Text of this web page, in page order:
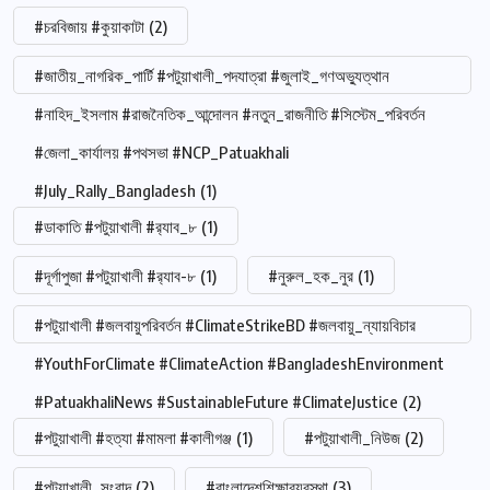
#চরবিজায় #কুয়াকাটা (2)
#জাতীয়_নাগরিক_পার্টি #পটুয়াখালী_পদযাত্রা #জুলাই_গণঅভ্যুত্থান
#নাহিদ_ইসলাম #রাজনৈতিক_আন্দোলন #নতুন_রাজনীতি #সিস্টেম_পরিবর্তন
#জেলা_কার্যালয় #পথসভা #NCP_Patuakhali
#July_Rally_Bangladesh (1)
#ডাকাতি #পটুয়াখালী #র‍্যাব_৮ (1)
#দূর্গাপুজা #পটুয়াখালী #র‍্যাব-৮ (1) #নুরুল_হক_নুর (1)
#পটুয়াখালী #জলবায়ুপরিবর্তন #ClimateStrikeBD #জলবায়ু_ন্যায়বিচার
#YouthForClimate #ClimateAction #BangladeshEnvironment
#PatuakhaliNews #SustainableFuture #ClimateJustice (2)
#পটুয়াখালী #হত্যা #মামলা #কালীগঞ্জ (1) #পটুয়াখালী_নিউজ (2)